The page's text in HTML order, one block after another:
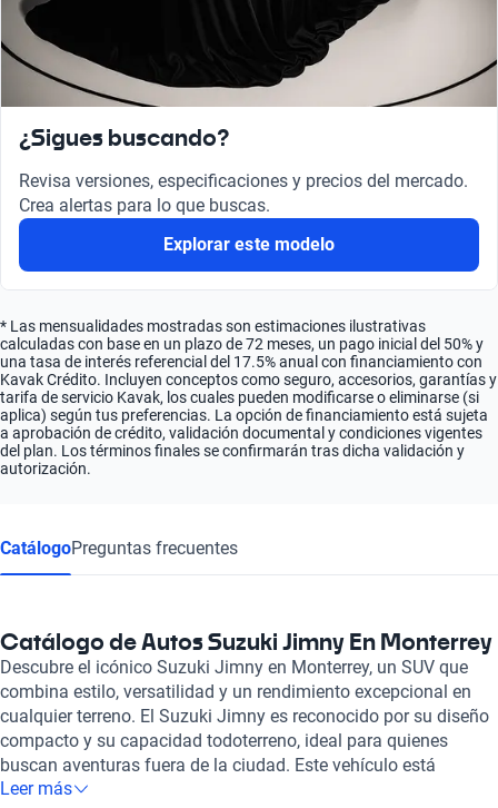
¿Sigues buscando?
Revisa versiones, especificaciones y precios del mercado.
Crea alertas para lo que buscas.
Explorar este modelo
* Las mensualidades mostradas son estimaciones ilustrativas
calculadas con base en un plazo de 72 meses, un pago inicial del 50% y
una tasa de interés referencial del 17.5% anual con financiamiento con
Kavak Crédito. Incluyen conceptos como seguro, accesorios, garantías y
tarifa de servicio Kavak, los cuales pueden modificarse o eliminarse (si
aplica) según tus preferencias. La opción de financiamiento está sujeta
a aprobación de crédito, validación documental y condiciones vigentes
del plan. Los términos finales se confirmarán tras dicha validación y
autorización.
CatálogoPreguntas frecuentes
Catálogo de Autos Suzuki Jimny En Monterrey
Descubre el icónico Suzuki Jimny en Monterrey, un SUV que
combina estilo, versatilidad y un rendimiento excepcional en
cualquier terreno. El Suzuki Jimny es reconocido por su diseño
compacto y su capacidad todoterreno, ideal para quienes
buscan aventuras fuera de la ciudad. Este vehículo está
equipado con un potente motor de 1.5 litros, que ofrece un
Leer más